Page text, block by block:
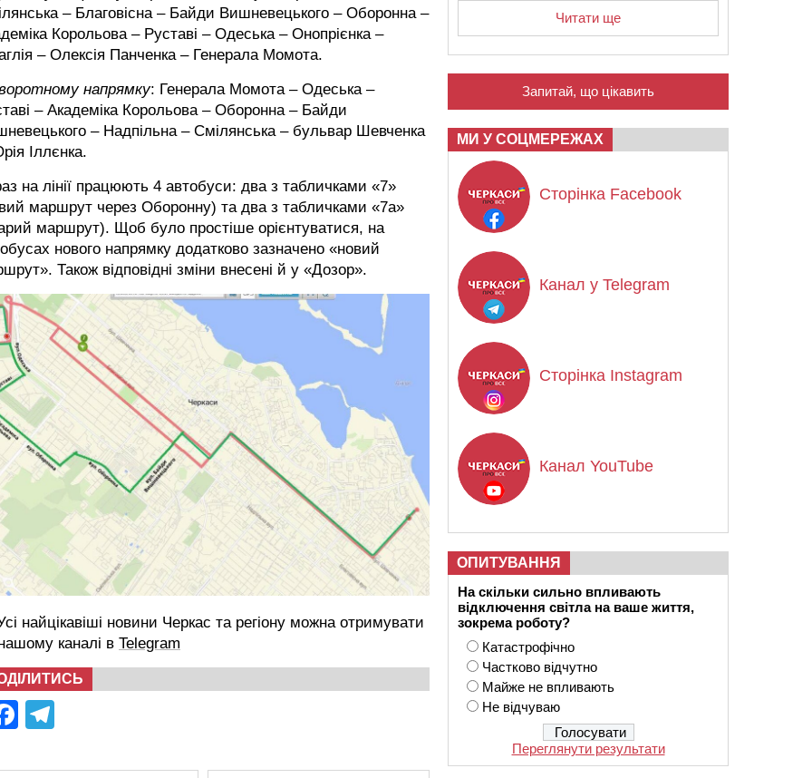
– Благовісна – Байди Вишневецького – Оборонна –
Корольова – Руставі – Одеська – Онопрієнка –
– Олексія Панченка – Генерала Момота.
напрямку: Генерала Момота – Одеська –
– Академіка Корольова – Оборонна – Байди
– Надпільна – Смілянська – бульвар Шевченка
Іллєнка.
на лінії працюють 4 автобуси: два з табличками «7»
маршрут через Оборонну) та два з табличками «7а»
маршрут). Щоб було простіше орієнтуватися, на
нового напрямку додатково зазначено «новий
Також відповідні зміни внесені й у «Дозор».
найцікавіші новини Черкас та регіону можна отримувати
каналі в Telegram
Facebook
Читати ще
Запитай, що цікавить
МИ У СОЦМЕРЕЖАХ
Сторінка Facebook
Канал у Telegram
Сторінка Instagram
Канал YouTube
ОПИТУВАННЯ
На скільки сильно впливають
відключення світла на ваше життя,
зокрема роботу?
Катастрофічно
Частково відчутно
Майже не впливають
Не відчуваю
Переглянути результати